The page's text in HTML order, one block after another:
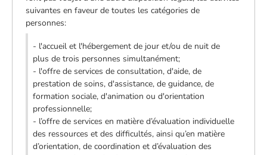
suivantes en faveur de toutes les catégories de
personnes:
- l'accueil et l'hébergement de jour et/ou de nuit de
plus de trois personnes simultanément;
- l'offre de services de consultation, d'aide, de
prestation de soins, d'assistance, de guidance, de
formation sociale, d'animation ou d'orientation
professionnelle;
- l’offre de services en matière d’évaluation individuelle
des ressources et des difficultés, ainsi qu’en matière
d’orientation, de coordination et d’évaluation des